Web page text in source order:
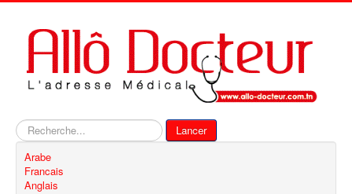
Rechercher
Lancer
Arabe
Francais
Anglais